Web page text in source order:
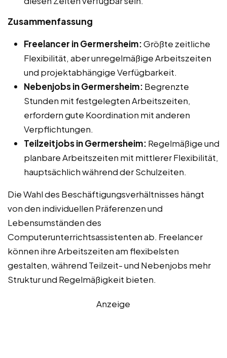
Zusammenfassung
Freelancer in Germersheim:Größte zeitliche
Flexibilität, aber unregelmäßige Arbeitszeiten
und projektabhängige Verfügbarkeit.
Nebenjobs in Germersheim: Begrenzte
Stunden mit festgelegten Arbeitszeiten,
erfordern gute Koordination mit anderen
Verpflichtungen.
Teilzeitjobs in Germersheim: Regelmäßige und
planbare Arbeitszeiten mit mittlerer Flexibilität,
hauptsächlich während der Schulzeiten.
Die Wahl des Beschäftigungsverhältnisses hängt
von den individuellen Präferenzen und
Lebensumständen des
Computerunterrichtsassistenten ab. Freelancer
können ihre Arbeitszeiten am flexibelsten
gestalten, während Teilzeit- und Nebenjobs mehr
Struktur und Regelmäßigkeit bieten.
Anzeige